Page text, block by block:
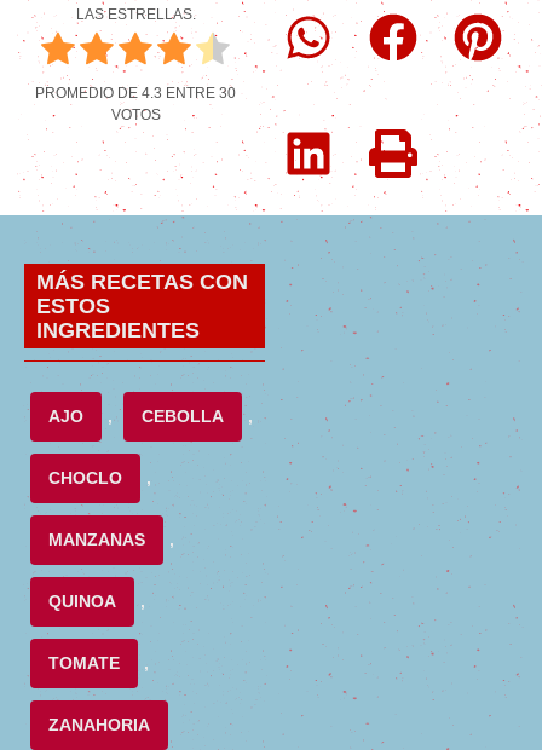
LAS ESTRELLAS.
PROMEDIO DE 4.3 ENTRE 30
VOTOS
MÁS RECETAS CON
ESTOS
INGREDIENTES
AJO , CEBOLLA ,
CHOCLO ,
MANZANAS ,
QUINOA ,
TOMATE ,
ZANAHORIA